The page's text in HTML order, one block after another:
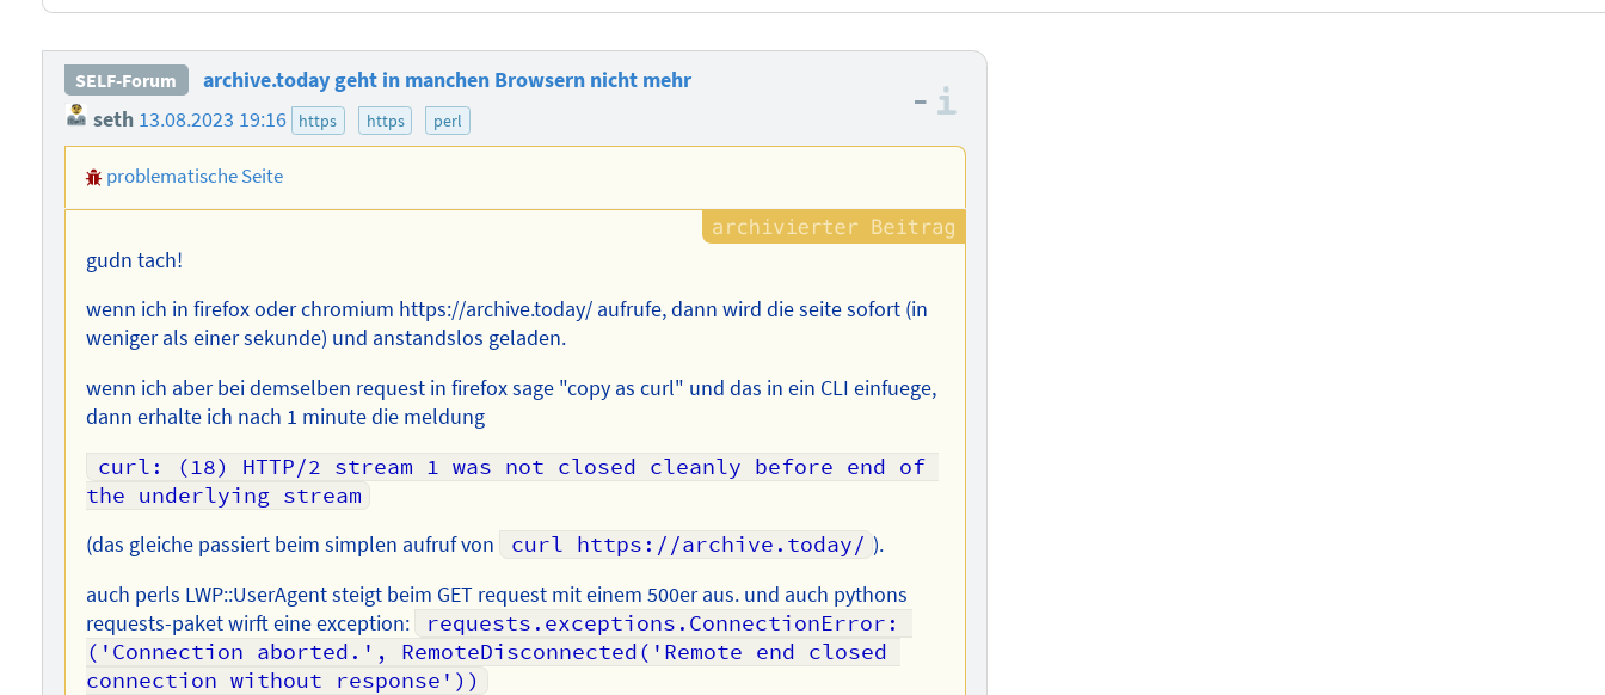
SELF-Forum
archive.today geht in manchen Browsern nicht mehr
seth 13.08.2023 19:16 https https perl
–
problematische Seite
gudn tach!
wenn ich in firefox oder chromium https://archive.today/ aufrufe, dann wird die seite sofort (in
weniger als einer sekunde) und anstandslos geladen.
wenn ich aber bei demselben request in firefox sage "copy as curl" und das in ein CLI einfuege,
dann erhalte ich nach 1 minute die meldung
curl: (18) HTTP/2 stream 1 was not closed cleanly before end of
the underlying stream
(das gleiche passiert beim simplen aufruf von
curl https://archive.today/ ).
auch perls LWP::UserAgent steigt beim GET request mit einem 500er aus. und auch pythons
requests-paket wirft eine exception:
requests.exceptions.ConnectionError:
('Connection aborted.', RemoteDisconnected('Remote end closed
connection without response'))